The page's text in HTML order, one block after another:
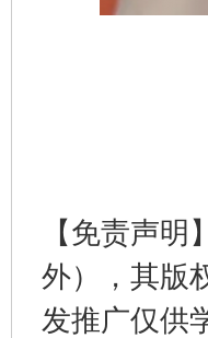
【免责声
外），其版
发推广仅供